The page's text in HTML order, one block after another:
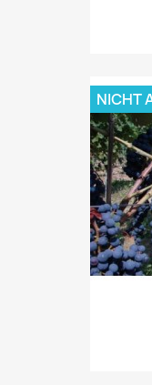
NICHT